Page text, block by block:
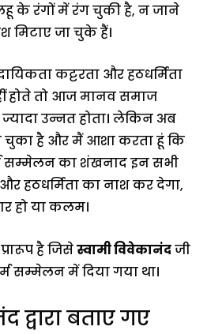
के रंगों में रंग चुकी है, न जाने
मिटाए जा चुके हैं।
कट्टरता और हठधर्मिता
होते तो आज मानव समाज
उन्नत होता। लेकिन अब
चुका है और मैं आशा करता हूं कि
सम्मेलन का शंखनाद इन सभी
और हठधर्मिता का नाश कर देगा,
हो या कलम।
है जिसेस्वामी विवेकानंदजी
सम्मेलन में दिया गया था।
द्वारा बताए गए